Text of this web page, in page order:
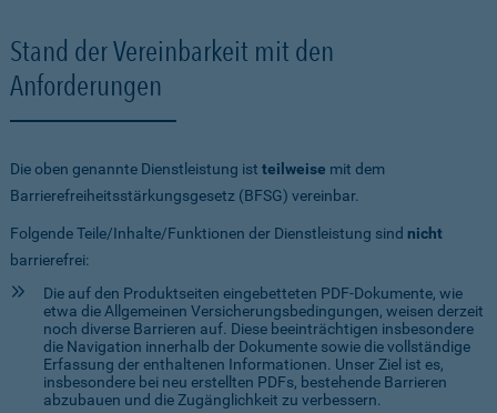
Stand der Vereinbarkeit mit den
Anforderungen
Die oben genannte Dienstleistung ist teilweise mit dem
Barrierefreiheitsstärkungsgesetz (BFSG) vereinbar.
Folgende Teile/Inhalte/Funktionen der Dienstleistung sind nicht
barrierefrei:
Die auf den Produktseiten eingebetteten PDF-Dokumente, wie
etwa die Allgemeinen Versicherungsbedingungen, weisen derzeit
noch diverse Barrieren auf. Diese beeinträchtigen insbesondere
die Navigation innerhalb der Dokumente sowie die vollständige
Erfassung der enthaltenen Informationen. Unser Ziel ist es,
insbesondere bei neu erstellten PDFs, bestehende Barrieren
abzubauen und die Zugänglichkeit zu verbessern.